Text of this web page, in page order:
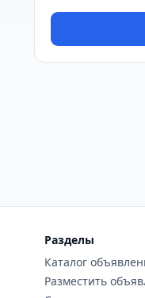
Разделы
Каталог
Разместить